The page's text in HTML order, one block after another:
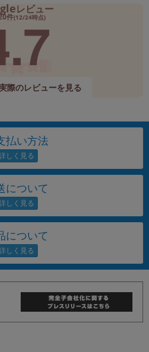
レビュー
件(12/24時点)
際のレビューを見る
払い方法
について
について